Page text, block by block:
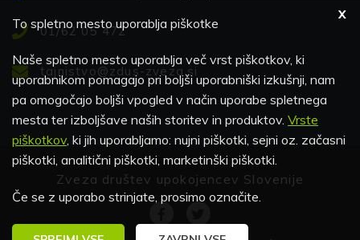
01/62 05 472
tajnistvo@zdus-zveza.si
Zveza društev upokojencev Slovenije
X
To spletno mesto uporablja piškotke
Naše spletno mesto uporablja več vrst piškotkov, ki
uporabnikom pomagajo pri boljši uporabniški izkušnji, nam
pa omogočajo boljši vpogled v način uporabe spletnega
mesta ter izboljšave naših storitev in produktov. Vrste
piškotkov, ki jih uporabljamo: nujni piškotki, sejni oz. začasni
piškotki, analitični piškotki, marketinški piškotki.
Če se z uporabo strinjate, prosimo označite.